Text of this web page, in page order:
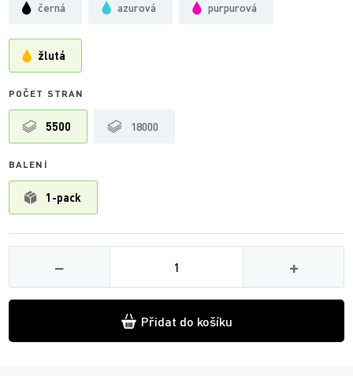
černá azurová purpurová
žlutá
POČET STRAN
5500 18000
BALENÍ
1-pack
−
Množství
+
Přidat do košíku